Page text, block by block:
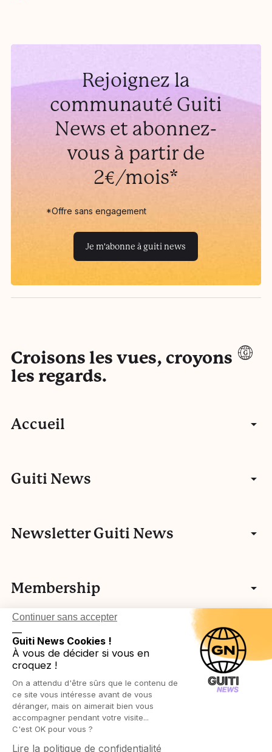
Rejoignez la
communauté Guiti
News et abonnez-
vous à partir de
2€/mois*
*Offre sans engagement
Je m'abonne à guiti news
Croisons les vues, croyons
les regards.
Accueil
Articles
Portfolios
Podcasts
Agenda
Ressources pédagogiques
Guiti News
Communauté
Fake news
Vos idées
Cartographie des membres associatifs
Protection des publics
L’histoire de Guiti
L’équipe Guiti News
Nos autres activités
Ressources pédagogiques
Réseau européen
Newsletter Guiti News
Membership
Login in
Devenir membre
Légal
Politique de confidentialité
Politique de cookies
Continuer sans accepter
Guiti News Cookies !
À vous de décider si vous en
croquez !
On a attendu d'être sûrs que le contenu de
ce site vous intéresse avant de vous
déranger, mais on aimerait bien vous
accompagner pendant votre visite...
C'est OK pour vous ?
Lire la politique de confidentialité